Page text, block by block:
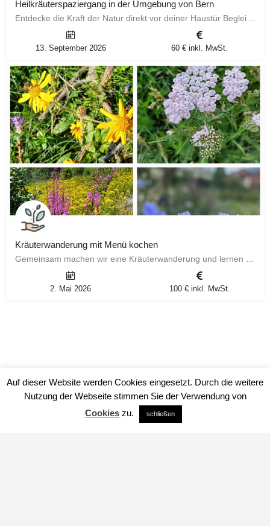
Heilkräuterspaziergang in der Umgebung von Bern
13. September 2026 60 € inkl. MwSt.
Kräuterwanderung mit Menü kochen
2. Mai 2026 100 € inkl. MwSt.
Auf dieser Website werden Cookies eingesetzt. Durch die weitere
Nutzung der Webseite stimmen Sie der Verwendung von
Cookies zu. schließen